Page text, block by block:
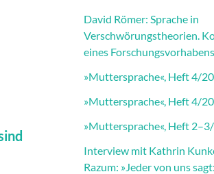
David Römer: Sprache in
Verschwörungstheorien.
eines
»Muttersprache«, Heft 4/
»Muttersprache«, Heft 4/
»Muttersprache«, Heft
Interview mit Kathrin
Razum: »Jeder von uns